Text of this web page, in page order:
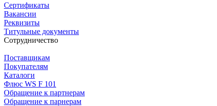
Сертификаты
Вакансии
Реквизиты
Титульные документы
Сотрудничество
Поставщикам
Покупателям
Каталоги
Флюс WS F 101
Обращение к партнерам
Обращение к парнерам